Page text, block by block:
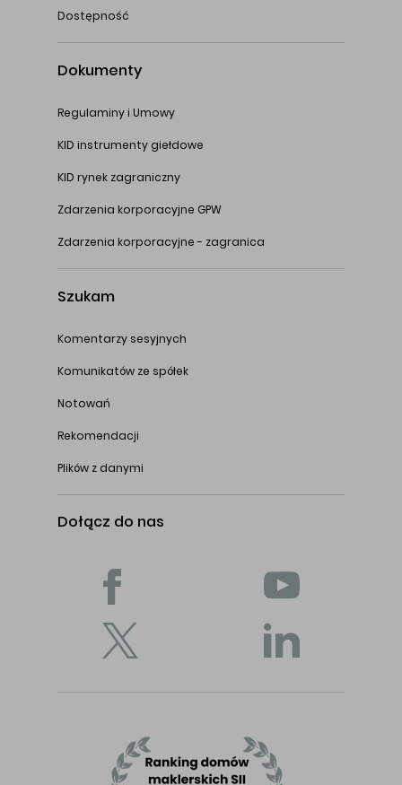
Dostępność
Dokumenty
Regulaminy i Umowy
KID instrumenty giełdowe
KID rynek zagraniczny
Zdarzenia korporacyjne GPW
Zdarzenia korporacyjne - zagranica
Szukam
Komentarzy sesyjnych
Komunikatów ze spółek
Notowań
Rekomendacji
Plików z danymi
Dołącz do nas